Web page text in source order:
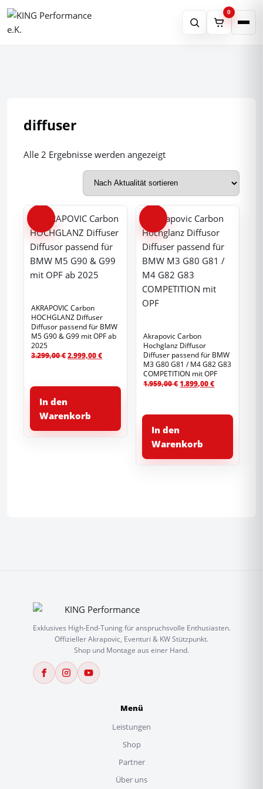
0
Shop
Partner
Leistungen
Über Uns
Produktsuche
Schnell finden
ein.
diffuser
Alle 2 Ergebnisse werden angezeigtNach
Aktualität
sortiert
AKRAPOVIC Carbon
HOCHGLANZ Diffuser
Diffusor passend für BMW
M5 G90 & G99 mit OPF ab
2025
3.299,00€Ursprünglicher
3.299,00 €
2.999,00€Aktueller
2.999,00 €.
In den
Warenkorb
Akrapovic Carbon
Hochglanz Diffusor
Diffuser passend für BMW
M3 G80 G81 / M4 G82 G83
COMPETITION mit OPF
1.959,00€Ursprünglicher
1.959,00 €
1.899,00€Aktueller
1.899,00 €.
In den
Warenkorb
Exklusives High-End-Tuning für anspruchsvolle Enthusiasten.
Offizieller Akrapovic, Eventuri & KW Stützpunkt.
Shop und Montage aus einer Hand.
Menü
Leistungen
Shop
Partner
Über uns